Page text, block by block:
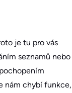
je tu pro vás
seznamů nebo
nám chybí funkce,